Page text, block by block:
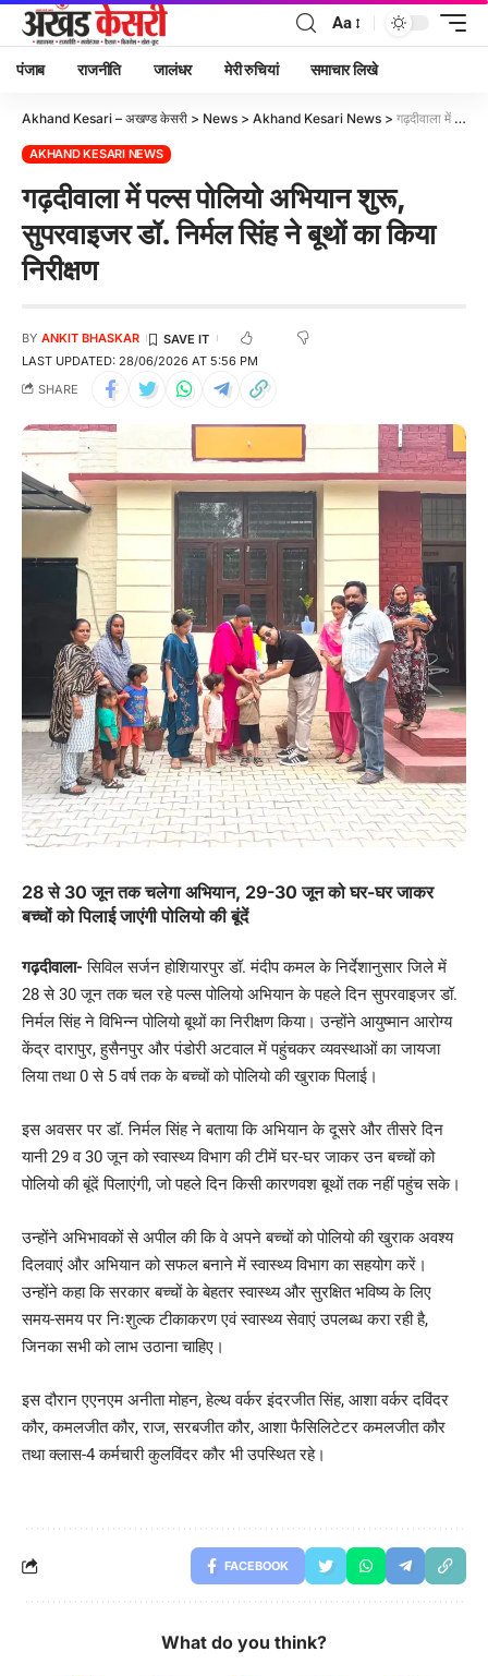
Aa
पंजाब राजनीति जालंधर मेरी रुचियां समाचार लिखे
Akhand Kesari – अखण्ड केसरी > News > Akhand Kesari News > गढ़दीवाला में पल्स पोलियो अभियान शुरू, सुपरवाइजर डॉ. निर्मल सिंह ने बूथों का किया निरीक्षण
AKHAND KESARI NEWS
गढ़दीवाला में पल्स पोलियो अभियान शुरू,
सुपरवाइजर डॉ. निर्मल सिंह ने बूथों का किया
निरीक्षण
LAST UPDATED: 28/06/2026 AT 5:56 PM
BY ANKIT BHASKAR
SHARE
28 से 30 जून तक चलेगा अभियान, 29-30 जून को घर-घर जाकर
बच्चों को पिलाई जाएंगी पोलियो की बूंदें
गढ़दीवाला-सिविल सर्जन होशियारपुर डॉ. मंदीप कमल के निर्देशानुसार जिले में
28 से 30 जून तक चल रहे पल्स पोलियो अभियान के पहले दिन सुपरवाइजर डॉ.
निर्मल सिंह ने विभिन्न पोलियो बूथों का निरीक्षण किया। उन्होंने आयुष्मान आरोग्य
केंद्र दारापुर, हुसैनपुर और पंडोरी अटवाल में पहुंचकर व्यवस्थाओं का जायजा
लिया तथा 0 से 5 वर्ष तक के बच्चों को पोलियो की खुराक पिलाई।
इस अवसर पर डॉ. निर्मल सिंह ने बताया कि अभियान के दूसरे और तीसरे दिन
यानी 29 व 30 जून को स्वास्थ्य विभाग की टीमें घर-घर जाकर उन बच्चों को
पोलियो की बूंदें पिलाएंगी, जो पहले दिन किसी कारणवश बूथों तक नहीं पहुंच सके।
उन्होंने अभिभावकों से अपील की कि वे अपने बच्चों को पोलियो की खुराक अवश्य
दिलवाएं और अभियान को सफल बनाने में स्वास्थ्य विभाग का सहयोग करें।
उन्होंने कहा कि सरकार बच्चों के बेहतर स्वास्थ्य और सुरक्षित भविष्य के लिए
समय-समय पर निःशुल्क टीकाकरण एवं स्वास्थ्य सेवाएं उपलब्ध करा रही है,
जिनका सभी को लाभ उठाना चाहिए।
इस दौरान एएनएम अनीता मोहन, हेल्थ वर्कर इंदरजीत सिंह, आशा वर्कर दविंदर
कौर, कमलजीत कौर, राज, सरबजीत कौर, आशा फैसिलिटेटर कमलजीत कौर
तथा क्लास-4 कर्मचारी कुलविंदर कौर भी उपस्थित रहे।
FACEBOOK
What do you think?